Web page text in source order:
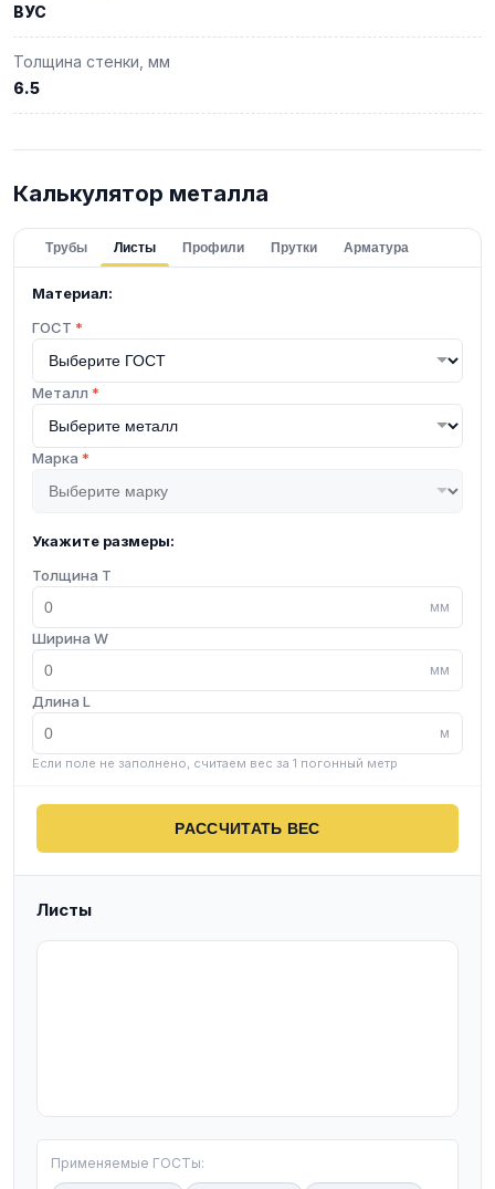
ВУС
Толщина стенки, мм
6.5
Калькулятор металла
Трубы Листы Профили Прутки Арматура
Материал:
ГОСТ *
Металл *
Марка *
Укажите размеры:
Толщина T
мм
Ширина W
мм
Длина L
м
Если поле не заполнено, считаем вес за 1 погонный метр
РАССЧИТАТЬ ВЕС
Листы
Применяемые ГОСТы: